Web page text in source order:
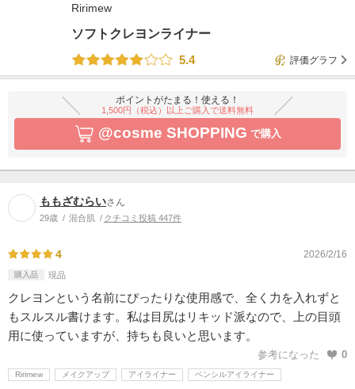
Ririmew
ソフトクレヨンライナー
5.4
評価グラフ
ポイントがたまる！使える！
1,500円（税込）以上ご購入で送料無料
@cosme SHOPPING で購入
ももざむらいさん
29歳 混合肌 クチコミ投稿 447件
4 2026/2/16
購入品 現品
クレヨンという名前にぴったりな使用感で、全く力を入れずと
もスルスル書けます。私は目尻はリキッド派なので、上の目頭
用に使っていますが、持ちも良いと思います。
参考になった 0
Ririmew メイクアップ アイライナー ペンシルアイライナー